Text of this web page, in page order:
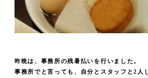
昨晩は、事務所の残暑払いを行いました。
事務所でと言っても、自分とスタッフと2人